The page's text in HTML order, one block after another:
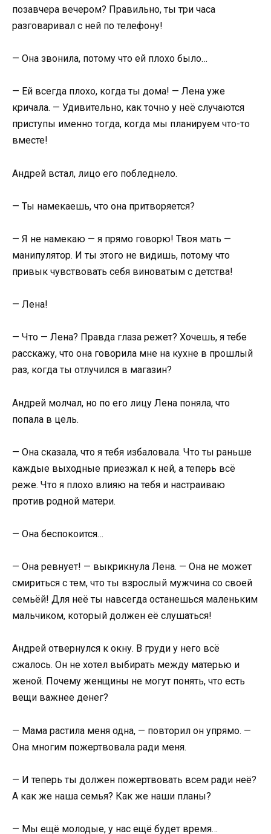
позавчера вечером? Правильно, ты три часа
разговаривал с ней по телефону!
— Она звонила, потому что ей плохо было…
— Ей всегда плохо, когда ты дома! — Лена уже
кричала. — Удивительно, как точно у неё случаются
приступы именно тогда, когда мы планируем что-то
вместе!
Андрей встал, лицо его побледнело.
— Ты намекаешь, что она притворяется?
— Я не намекаю — я прямо говорю! Твоя мать —
манипулятор. И ты этого не видишь, потому что
привык чувствовать себя виноватым с детства!
— Лена!
— Что — Лена? Правда глаза режет? Хочешь, я тебе
расскажу, что она говорила мне на кухне в прошлый
раз, когда ты отлучился в магазин?
Андрей молчал, но по его лицу Лена поняла, что
попала в цель.
— Она сказала, что я тебя избаловала. Что ты раньше
каждые выходные приезжал к ней, а теперь всё
реже. Что я плохо влияю на тебя и настраиваю
против родной матери.
— Она беспокоится…
— Она ревнует! — выкрикнула Лена. — Она не может
смириться с тем, что ты взрослый мужчина со своей
семьёй! Для неё ты навсегда останешься маленьким
мальчиком, который должен её слушаться!
Андрей отвернулся к окну. В груди у него всё
сжалось. Он не хотел выбирать между матерью и
женой. Почему женщины не могут понять, что есть
вещи важнее денег?
— Мама растила меня одна, — повторил он упрямо. —
Она многим пожертвовала ради меня.
— И теперь ты должен пожертвовать всем ради неё?
А как же наша семья? Как же наши планы?
— Мы ещё молодые, у нас ещё будет время…